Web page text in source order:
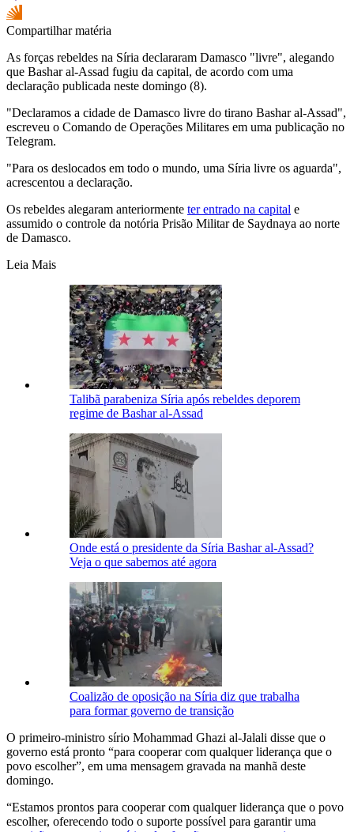
Compartilhar matéria
As forças rebeldes na Síria declararam Damasco "livre", alegando
que Bashar al-Assad fugiu da capital, de acordo com uma
declaração publicada neste domingo (8).
"Declaramos a cidade de Damasco livre do tirano Bashar al-Assad",
escreveu o Comando de Operações Militares em uma publicação no
Telegram.
"Para os deslocados em todo o mundo, uma Síria livre os aguarda",
acrescentou a declaração.
Os rebeldes alegaram anteriormente ter entrado na capital e
assumido o controle da notória Prisão Militar de Saydnaya ao norte
de Damasco.
Leia Mais
Talibã parabeniza Síria após rebeldes deporem
regime de Bashar al-Assad
Onde está o presidente da Síria Bashar al-Assad?
Veja o que sabemos até agora
Coalizão de oposição na Síria diz que trabalha
para formar governo de transição
O primeiro-ministro sírio Mohammad Ghazi al-Jalali disse que o
governo está pronto “para cooperar com qualquer liderança que o
povo escolher”, em uma mensagem gravada na manhã deste
domingo.
“Estamos prontos para cooperar com qualquer liderança que o povo
escolher, oferecendo todo o suporte possível para garantir uma